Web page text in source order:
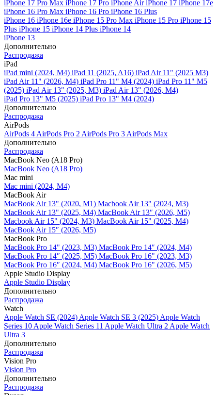
iPhone 17 Pro Max iPhone 17 Pro iPhone AiriPhone 17 iPhone 17e
iPhone 16 Pro Max iPhone 16 Pro iPhone 16 Plus
iPhone 16 iPhone 16e iPhone 15 Pro Max iPhone 15 Pro iPhone 15
Plus iPhone 15 iPhone 14 Plus iPhone 14
iPhone 13
Дополнительно
Распродажа
iPad
iPad mini (2024, M4) iPad 11 (2025, A16) iPad Air 11" (2025 M3)
iPad Air 11" (2026, M4) iPad Pro 11" M4 (2024) iPad Pro 11" M5
(2025) iPad Air 13" (2025, M3) iPad Air 13" (2026, M4)
iPad Pro 13" M5 (2025) iPad Pro 13" M4 (2024)
Дополнительно
Распродажа
AirPods
AirPods 4 AirPods Pro 2 AirPods Pro 3 AirPods Max
Дополнительно
Распродажа
MacBook Neo (A18 Pro)
MacBook Neo (A18 Pro)
Mac mini
Mac mini (2024, M4)
MacBook Air
MacBook Air 13" (2020, M1) Macbook Air 13" (2024, M3)
MacBook Air 13" (2025, M4) MacBook Air 13″ (2026, M5)
Macbook Air 15" (2024, M3) MacBook Air 15" (2025, M4)
MacBook Air 15″ (2026, M5)
MacBook Pro
MacBook Pro 14" (2023, M3) MacBook Pro 14″ (2024, M4)
MacBook Pro 14″ (2025, M5) MacBook Pro 16" (2023, M3)
MacBook Pro 16″ (2024, M4) MacBook Pro 16" (2026, M5)
Apple Studio Display
Apple Studio Display
Дополнительно
Распродажа
Watch
Apple Watch SE (2024) Apple Watch SE 3 (2025) Apple Watch
Series 10 Apple Watch Series 11 Apple Watch Ultra 2 Apple Watch
Ultra 3
Дополнительно
Распродажа
Vision Pro
Vision Pro
Дополнительно
Распродажа